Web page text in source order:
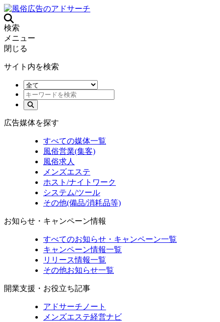
検索
メニュー
閉じる
サイト内を検索
広告媒体を探す
すべての媒体一覧
風俗営業(集客)
風俗求人
メンズエステ
ホスト/ナイトワーク
システム/ツール
その他(備品/消耗品等)
お知らせ・キャンペーン情報
すべてのお知らせ・キャンペーン一覧
キャンペーン情報一覧
リリース情報一覧
その他お知らせ一覧
開業支援・お役立ち記事
アドサーチノート
メンズエステ経営ナビ